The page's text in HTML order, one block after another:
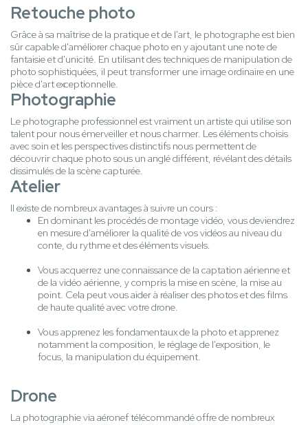
Retouche photo
Grâce à sa maîtrise de la pratique et de l'art, le photographe est bien
sûr capable d'améliorer chaque photo en y ajoutant une note de
fantaisie et d'unicité. En utilisant des techniques de manipulation de
photo sophistiquées, il peut transformer une image ordinaire en une
pièce d'art exceptionnelle.
Photographie
Le photographe professionnel est vraiment un artiste qui utilise son
talent pour nous émerveiller et nous charmer. Les éléments choisis
avec soin et les perspectives distinctifs nous permettent de
découvrir chaque photo sous un anglé différent, révélant des détails
dissimulés de la scène capturée.
Atelier
Il existe de nombreux avantages à suivre un cours :
En dominant les procédés de montage vidéo, vous deviendrez
en mesure d'améliorer la qualité de vos vidéos au niveau du
conte, du rythme et des éléments visuels.
Vous acquerrez une connaissance de la captation aérienne et
de la vidéo aérienne, y compris la mise en scène, la mise au
point. Cela peut vous aider à réaliser des photos et des films
de haute qualité avec votre drone.
Vous apprenez les fondamentaux de la photo et apprenez
notamment la composition, le réglage de l'exposition, le
focus, la manipulation du équipement.
Drone
La photographie via aéronef télécommandé offre de nombreux